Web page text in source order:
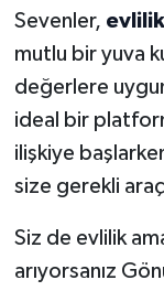
Sevenler,
mutlu bir yuva
değerlere
ideal bir
ilişkiye
size gerekli
Siz de evlilik
arıyorsanız